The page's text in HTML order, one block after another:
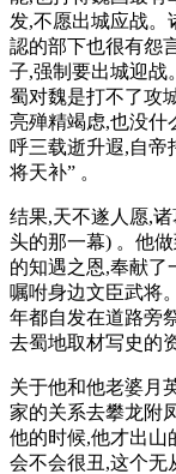
发,不愿出城应战。
認的部下也很有怨
子,强制要出城迎战
蜀对魏是打不了攻
亮殚精竭虑,也没什
呼三载逝升遐,自帝
将天补” 。
结果,天不遂人愿,
头的那一幕) 。他
的知遇之恩,奉献了
嘱咐身边文臣武将
年都自发在道路旁
去蜀地取材写史的
关于他和他老婆月
家的关系去攀龙附
他的时候,他才出山
会不会很丑,这个无